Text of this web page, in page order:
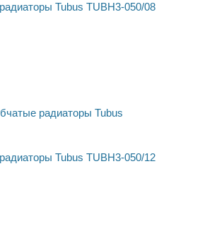
Tubus TUBH3-050/08
Tubus TUBH3-050/12